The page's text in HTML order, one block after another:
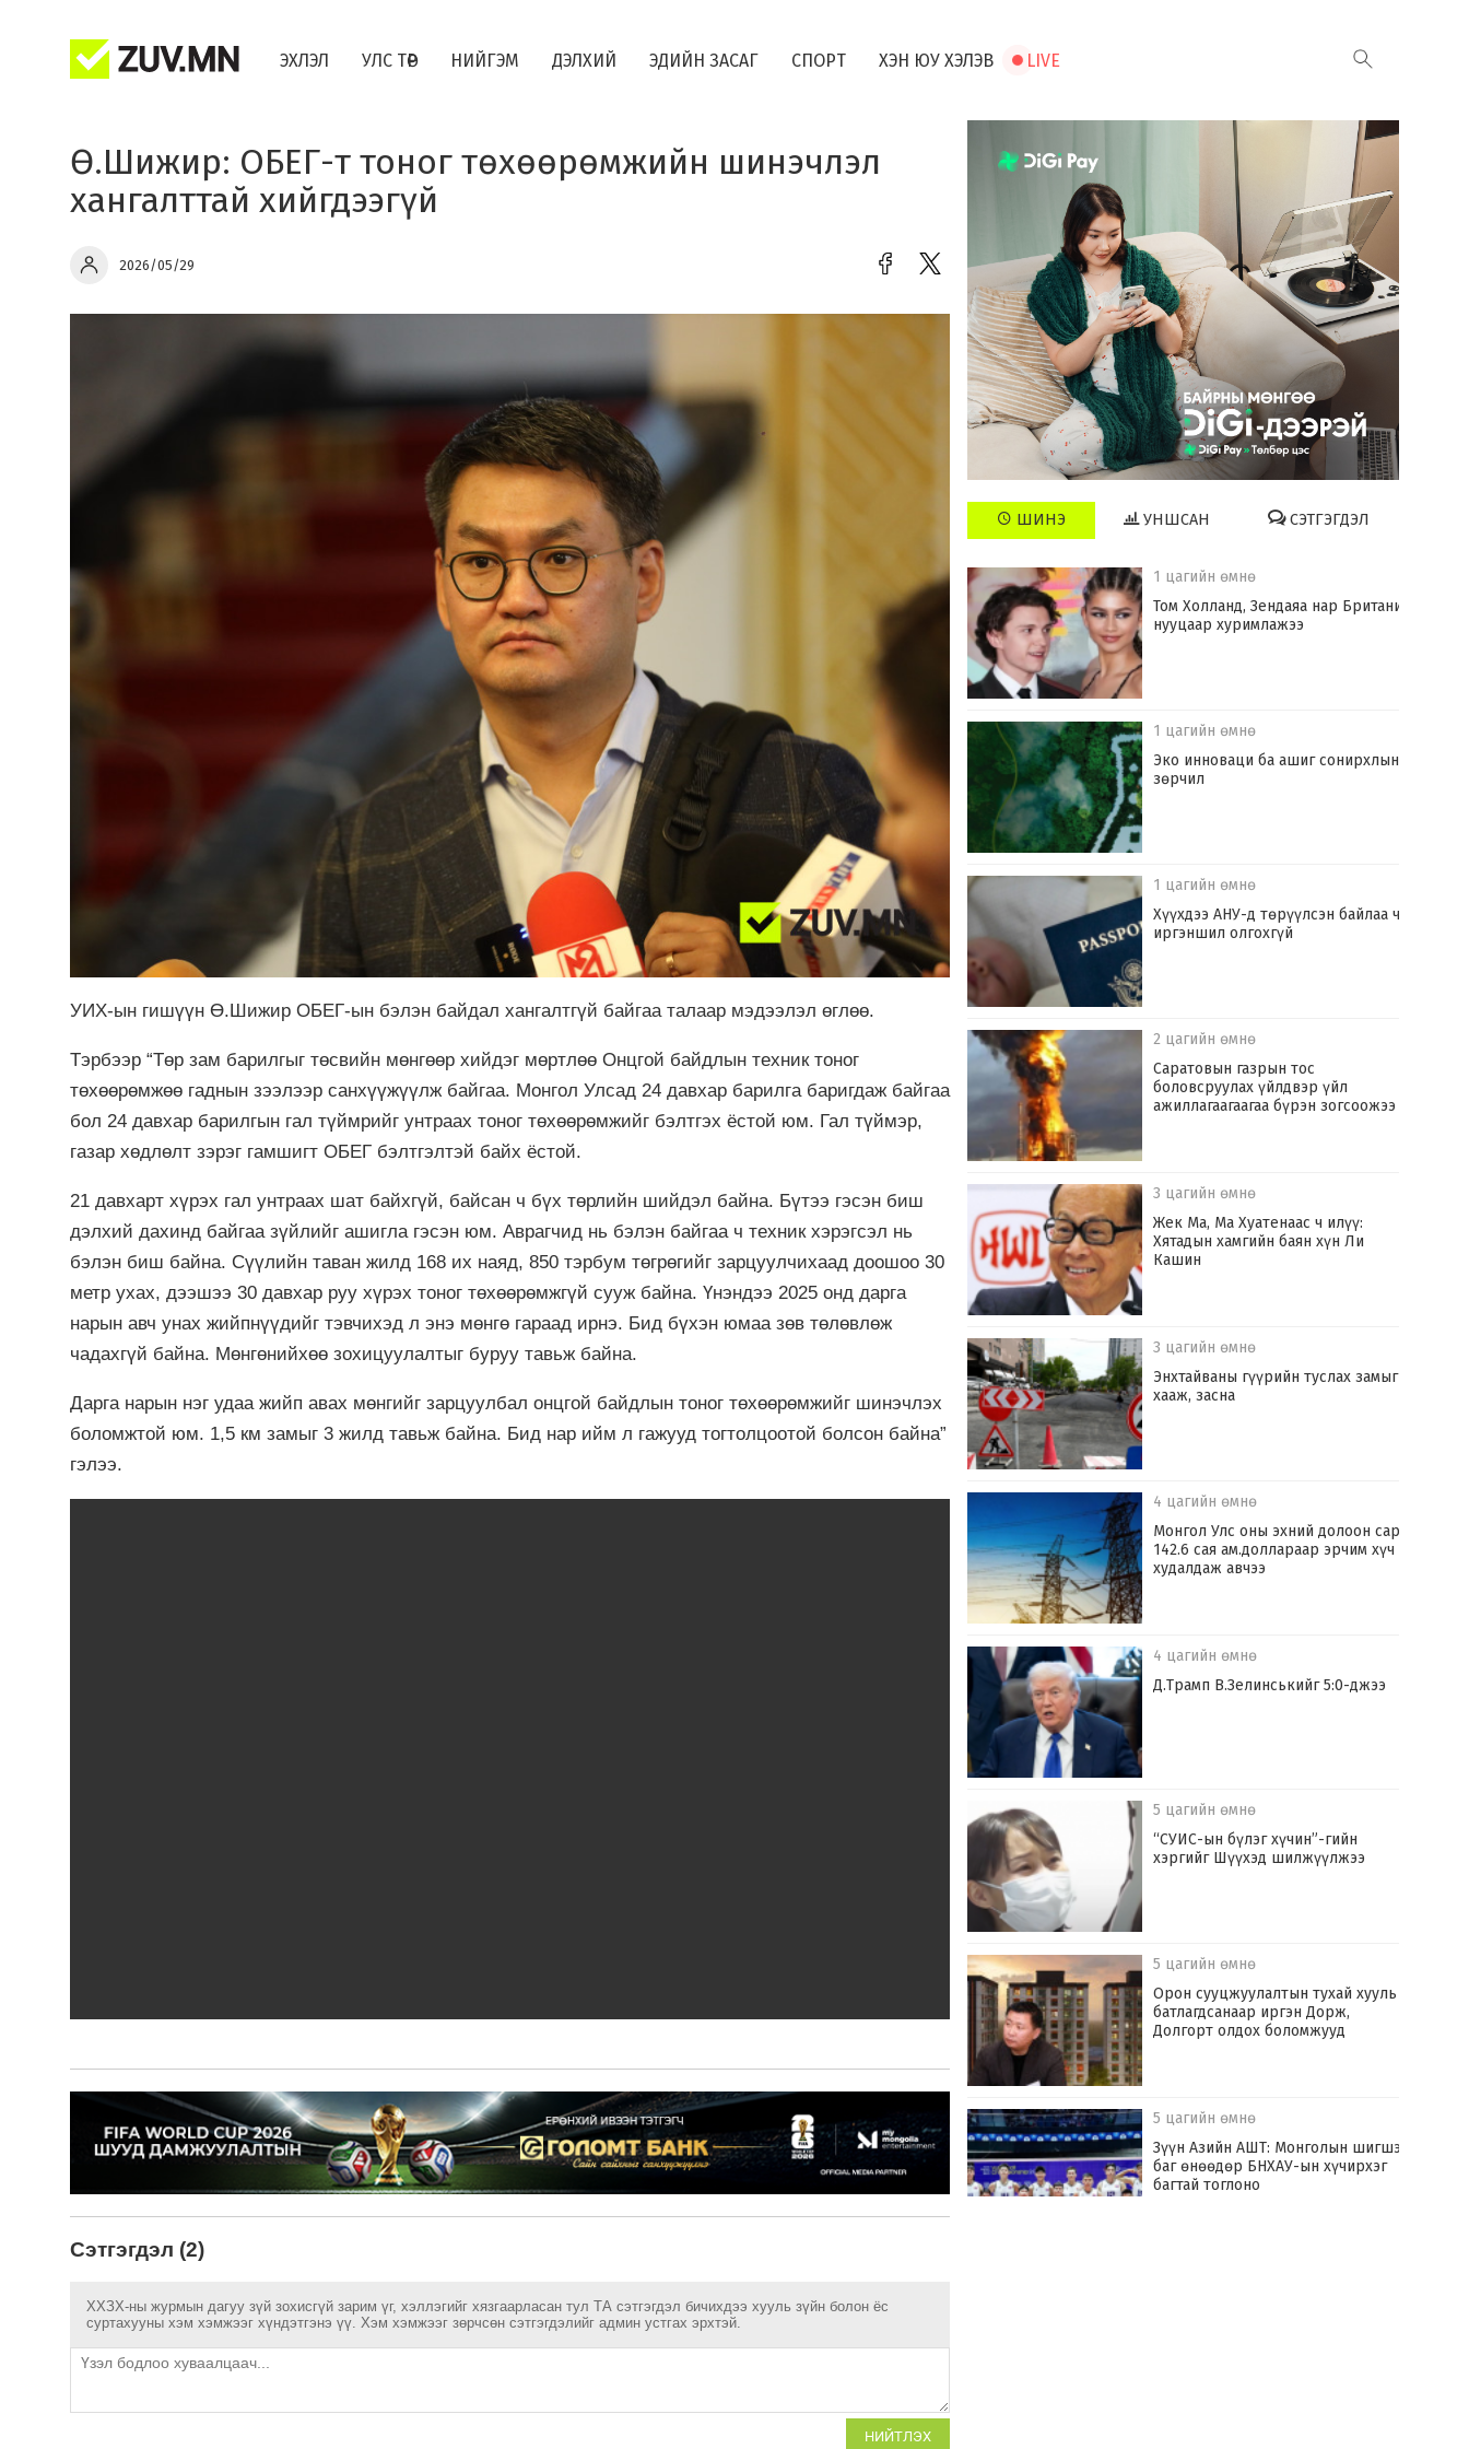
ЭХЛЭЛ УЛС ТӨР НИЙГЭМ ДЭЛХИЙ ЭДИЙН ЗАСАГ СПОРТ ХЭН ЮУ ХЭЛЭВ LIVE
Ө.Шижир: ОБЕГ-т тоног төхөөрөмжийн шинэчлэл
хангалттай хийгдээгүй
2026/05/29
УИХ-ын гишүүн Ө.Шижир ОБЕГ-ын бэлэн байдал хангалтгүй байгаа талаар мэдээлэл өглөө.
Тэрбээр “Төр зам барилгыг төсвийн мөнгөөр хийдэг мөртлөө Онцгой байдлын техник тоног
төхөөрөмжөө гаднын зээлээр санхүүжүүлж байгаа. Монгол Улсад 24 давхар барилга баригдаж байгаа
бол 24 давхар барилгын гал түймрийг унтраах тоног төхөөрөмжийг бэлтгэх ёстой юм. Гал түймэр,
газар хөдлөлт зэрэг гамшигт ОБЕГ бэлтгэлтэй байх ёстой.
21 давхарт хүрэх гал унтраах шат байхгүй, байсан ч бүх төрлийн шийдэл байна. Бүтээ гэсэн биш
дэлхий дахинд байгаа зүйлийг ашигла гэсэн юм. Аврагчид нь бэлэн байгаа ч техник хэрэгсэл нь
бэлэн биш байна. Сүүлийн таван жилд 168 их наяд, 850 тэрбум төгрөгийг зарцуулчихаад доошоо 30
метр ухах, дээшээ 30 давхар руу хүрэх тоног төхөөрөмжгүй сууж байна. Үнэндээ 2025 онд дарга
нарын авч унах жийпнүүдийг тэвчихэд л энэ мөнгө гараад ирнэ. Бид бүхэн юмаа зөв төлөвлөж
чадахгүй байна. Мөнгөнийхөө зохицуулалтыг буруу тавьж байна.
Дарга нарын нэг удаа жийп авах мөнгийг зарцуулбал онцгой байдлын тоног төхөөрөмжийг шинэчлэх
боломжтой юм. 1,5 км замыг 3 жилд тавьж байна. Бид нар ийм л гажууд тогтолцоотой болсон байна”
гэлээ.
Сэтгэгдэл (2)
ХХЗХ-ны журмын дагуу зүй зохисгүй зарим үг, хэллэгийг хязгаарласан тул ТА сэтгэгдэл бичихдээ хууль зүйн болон ёс
суртахууны хэм хэмжээг хүндэтгэнэ үү. Хэм хэмжээг зөрчсөн сэтгэгдэлийг админ устгах эрхтэй.
НИЙТЛЭХ
ШИНЭ УНШСАН СЭТГЭГДЭЛ
1 цагийн өмнө
Том Холланд, Зендаяа нар Британид
нууцаар хуримлажээ
1 цагийн өмнө
Эко инноваци ба ашиг сонирхлын
зөрчил
1 цагийн өмнө
Хүүхдээ АНУ-д төрүүлсэн байлаа ч
иргэншил олгохгүй
2 цагийн өмнө
Саратовын газрын тос
боловсруулах үйлдвэр үйл
ажиллагаагаагаа бүрэн зогсоожээ
3 цагийн өмнө
Жек Ма, Ма Хуатенаас ч илүү:
Хятадын хамгийн баян хүн Ли
Кашин
3 цагийн өмнө
Энхтайваны гүүрийн туслах замыг
хааж, засна
4 цагийн өмнө
Монгол Улс оны эхний долоон сард
142.6 сая ам.доллараар эрчим хүч
худалдаж авчээ
4 цагийн өмнө
Д.Трамп В.Зелинськийг 5:0-джээ
5 цагийн өмнө
“СУИС-ын бүлэг хүчин”-гийн
хэргийг Шүүхэд шилжүүлжээ
5 цагийн өмнө
Орон сууцжуулалтын тухай хууль
батлагдсанаар иргэн Дорж,
Долгорт олдох боломжууд
5 цагийн өмнө
Зүүн Азийн АШТ: Монголын шигшээ
баг өнөөдөр БНХАУ-ын хүчирхэг
багтай тоглоно